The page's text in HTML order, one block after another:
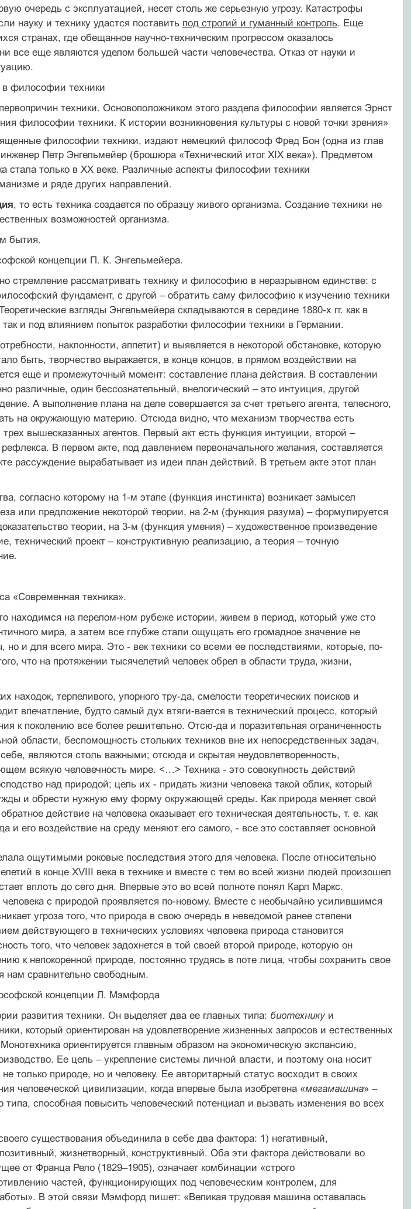
очередь с эксплуатацией, несет столь же серьезную угрозу. Катастрофы
науку и технику удастся поставить под строгий и гуманный контроль. Еще
странах, где обещанное научно-техническим прогрессом оказалось
все еще являются уделом большей части человечества. Отказ от науки и
в философии техники
техники. Основоположником этого раздела философии является Эрнст
философии техники. К истории возникновения культуры с новой точки зрения»
философии техники, издают немецкий философ Фред Бон (одна из глав
Петр Энгельмейер (брошюра «Технический итог ХIХ века»). Предметом
стала только в XX веке. Различные аспекты философии техники
и ряде других направлений.
, то есть техника создается по образцу живого организма. Создание техники не
возможностей организма.
бытия.
концепции П. К. Энгельмейера.
стремление рассматривать технику и философию в неразрывном единстве: с
фундамент, с другой – обратить саму философию к изучению техники
взгляды Энгельмейера складываются в середине 1880-х гг. как в
и под влиянием попыток разработки философии техники в Германии.
наклонности, аппетит) и выявляется в некоторой обстановке, которую
быть, творчество выражается, в конце концов, в прямом воздействии на
еще и промежуточный момент: составление плана действия. В составлении
различные, один бессознательный, внелогический – это интуиция, другой
А выполнение плана на деле совершается за счет третьего агента, телесного,
на окружающую материю. Отсюда видно, что механизм творчества есть
трех вышесказанных агентов. Первый акт есть функция интуиции, второй –
В первом акте, под давлением первоначального желания, составляется
рассуждение вырабатывает из идеи план действий. В третьем акте этот план
согласно которому на 1-м этапе (функция инстинкта) возникает замысел
или предложение некоторой теории, на 2-м (функция разума) – формулируется
теории, на 3-м (функция умения) – художественное произведение
технический проект – конструктивную реализацию, а теория – точную
«Современная техника».
находимся на перелом-ном рубеже истории, живем в период, который уже сто
мира, а затем все глубже стали ощущать его громадное значение не
но и для всего мира. Это - век техники со всеми ее последствиями, которые, по-
что на протяжении тысячелетий человек обрел в области труда, жизни,
находок, терпеливого, упорного тру-да, смелости теоретических поисков и
впечатление, будто самый дух втяги-вается в технический процесс, который
к поколению все более решительно. Отсю-да и поразительная ограниченность
области, беспомощность стольких техников вне их непосредственных задач,
являются столь важными; отсюда и скрытая неудовлетворенность,
всякую человечность мире. <…> Техника - это совокупность действий
над природой; цель их - придать жизни человека такой облик, который
и обрести нужную ему форму окружающей среды. Как природа меняет свой
действие на человека оказывает его техническая деятельность, т. е. как
и его воздействие на среду меняют его самого, - все это составляет основной
ощутимыми роковые последствия этого для человека. После относительно
в конце XVIII века в технике и вместе с тем во всей жизни людей произошел
вплоть до сего дня. Впервые это во всей полноте понял Карл Маркс.
с природой проявляется по-новому. Вместе с необычайно усилившимся
угроза того, что природа в свою очередь в неведомой ранее степени
действующего в технических условиях человека природа становится
того, что человек задохнется в той своей второй природе, которую он
к непокоренной природе, постоянно трудясь в поте лица, чтобы сохранить свое
нам сравнительно свободным.
концепции Л. Мэмфорда
развития техники. Он выделяет два ее главных типа: биотехникуи
который ориентирован на удовлетворение жизненных запросов и естественных
ориентируется главным образом на экономическую экспансию,
Ее цель – укрепление системы личной власти, и поэтому она носит
только природе, но и человеку. Ее авторитарный статус восходит в своих
человеческой цивилизации, когда впервые была изобретена «мегамашина» –
способная повысить человеческий потенциал и вызвать изменения во всех
существования объединила в себе два фактора: 1) негативный,
жизнетворный, конструктивный. Оба эти фактора действовали во
от Франца Рело (1829–1905), означает комбинации «строго
частей, функционирующих под человеческим контролем, для
В этой связи Мэмфорд пишет: «Великая трудовая машина оставалась